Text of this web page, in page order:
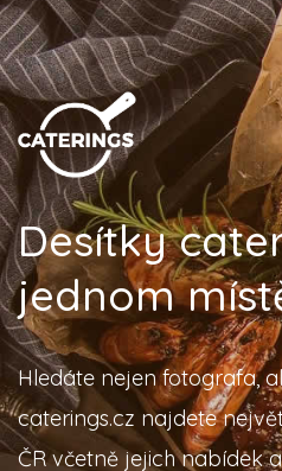
Desítky
jednom
Hledáte nejen fotografa,
caterings.cz najdete
ČR včetně jejich nabídek